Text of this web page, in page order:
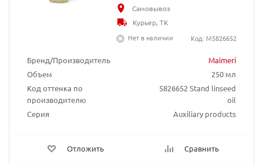
Бренд/Производитель
Maimeri
Объем
250 мл
Код оттенка по
производителю
5826652 Stand linseed
oil
Серия
Auxiliary products
Отложить Сравнить
Самовывоз
Курьер, ТК
Нет в наличии
Код: M5826652